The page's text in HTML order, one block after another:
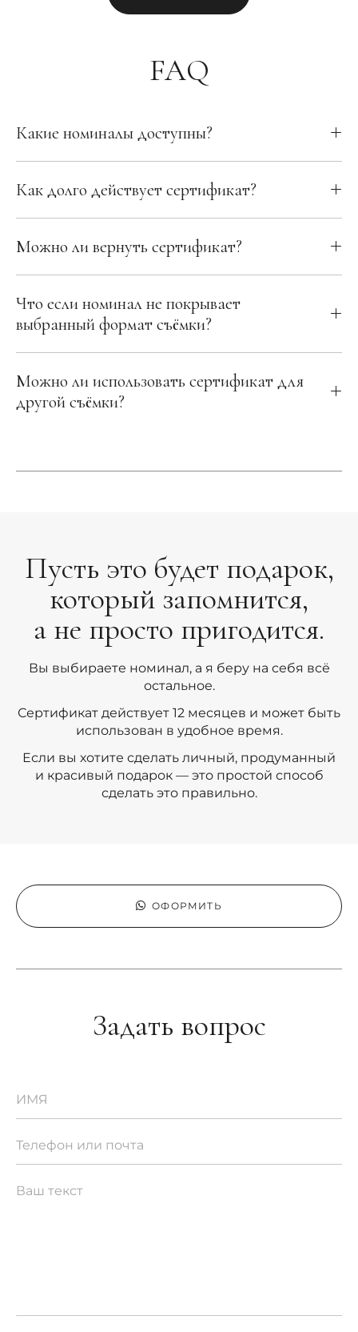
FAQ
Какие номиналы доступны?
Как долго действует сертификат?
Можно ли вернуть сертификат?
Что если номинал не покрывает
выбранный формат съёмки?
Можно ли использовать сертификат для
другой съёмки?
Пусть это будет подарок,
который запомнится,
а не просто пригодится.
Вы выбираете номинал, а я беру на себя всё
остальное.
Сертификат действует 12 месяцев и может быть
использован в удобное время.
Если вы хотите сделать личный, продуманный
и красивый подарок — это простой способ
сделать это правильно.
ОФОРМИТЬ
Задать вопрос